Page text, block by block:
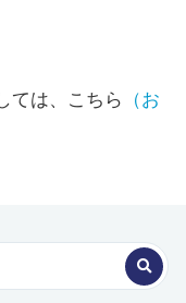
ては、こちら
（お